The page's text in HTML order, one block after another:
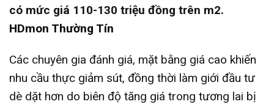
có mức giá 110-130 triệu đồng trên m2.
HDmon Thường Tín
Các chuyên gia đánh giá, mặt bằng giá cao khiến
nhu cầu thực giảm sút, đồng thời làm giới đầu tư
dè dặt hơn do biên độ tăng giá trong tương lai bị